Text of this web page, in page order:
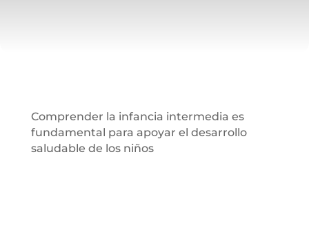
Comprender la infancia intermedia es
fundamental para apoyar el desarrollo
saludable de los niños